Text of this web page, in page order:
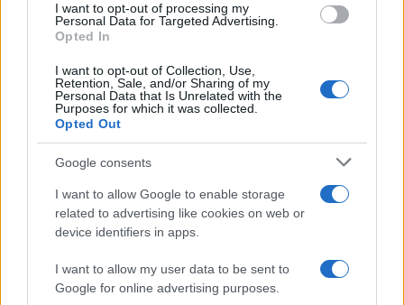
I want to opt-out of processing my
Personal Data for Targeted Advertising.
Opted In
I want to opt-out of Collection, Use,
Retention, Sale, and/or Sharing of my
Personal Data that Is Unrelated with the
Purposes for which it was collected.
Opted Out
Google consents
I want to allow Google to enable storage
related to advertising like cookies on web or
device identifiers in apps.
I want to allow my user data to be sent to
Google for online advertising purposes.
ΚΑΚΟΚΑΙΡΙΑ
ΚΛΕΙΣΤΑ ΣΧΟΛΕΙΑ
ΚΛΕΙΣΤΑ
ΣΧΟΛΕΙΑ
ΔΙΑΒΑΣΤΕ ΑΚΟΜΑ